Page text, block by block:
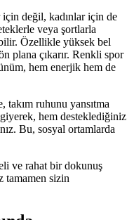
için değil, kadınlar için de
veya şortlarla
Özellikle yüksek bel
plana çıkarır. Renkli spor
hem enerjik hem de
takım ruhunu yansıtma
giyerek, hem desteklediğiniz
Bu, sosyal ortamlarda
ve rahat bir dokunuş
tamamen sizin